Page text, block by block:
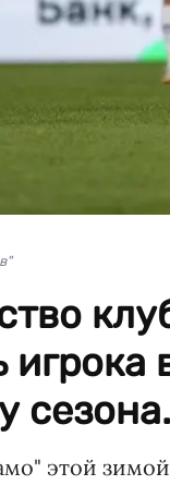
игрока
сезона.
этой